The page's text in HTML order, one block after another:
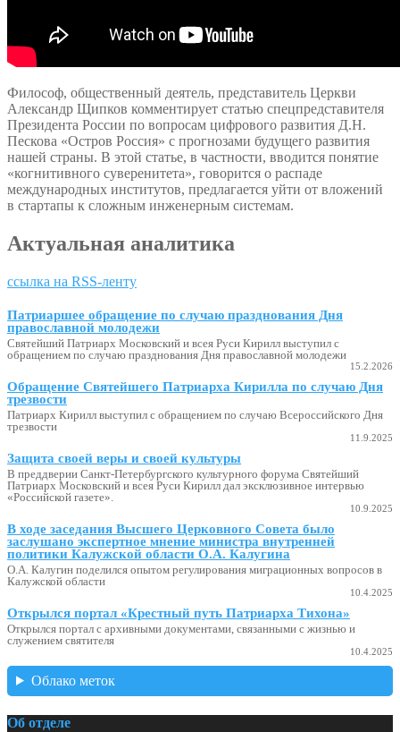
Философ, общественный деятель, представитель Церкви
Александр Щипков комментирует статью спецпредставителя
Президента России по вопросам цифрового развития Д.Н.
Пескова «Остров Россия» с прогнозами будущего развития
нашей страны. В этой статье, в частности, вводится понятие
«когнитивного суверенитета», говорится о распаде
международных институтов, предлагается уйти от вложений
в стартапы к сложным инженерным системам.
Актуальная аналитика
ссылка на RSS-ленту
Патриаршее обращение по случаю празднования Дня
православной молодежи
Святейший Патриарх Московский и всея Руси Кирилл выступил с
обращением по случаю празднования Дня православной молодежи
15.2.2026
Обращение Святейшего Патриарха Кирилла по случаю Дня
трезвости
Патриарх Кирилл выступил с обращением по случаю Всероссийского Дня
трезвости
11.9.2025
Защита своей веры и своей культуры
В преддверии Санкт-Петербургского культурного форума Святейший
Патриарх Московский и всея Руси Кирилл дал эксклюзивное интервью
«Российской газете».
10.9.2025
В ходе заседания Высшего Церковного Совета было
заслушано экспертное мнение министра внутренней
политики Калужской области О.А. Калугина
О.А. Калугин поделился опытом регулирования миграционных вопросов в
Калужской области
10.4.2025
Открылся портал «Крестный путь Патриарха Тихона»
Открылся портал с архивными документами, связанными с жизнью и
служением святителя
10.4.2025
Облако меток
Об отделе